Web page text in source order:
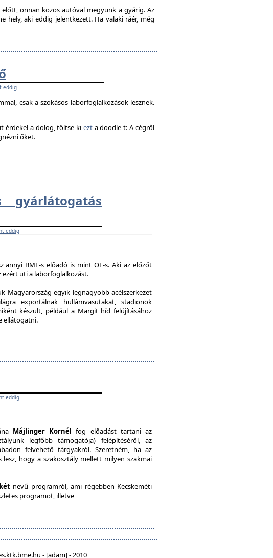
onnan közös autóval megyünk a gyárig. Az
hely, aki eddig jelentkezett. Ha valaki ráér, még
eddig
csak a szokásos laborfoglalkozások lesznek.
érdekel a dolog, töltse ki ezt a doodle-t: A cégről
őket.
eddig
annyi BME-s előadó is mint OE-s. Aki az előzőt
üti a laborfoglalkozást.
Magyarország egyik legnagyobb acélszerkezet
exportálnak hullámvasutakat, stadionok
készült, például a Margit híd felújításához
ellátogatni.
eddig
Májlinger Kornél fog előadást tartani az
legfőbb támogatója) felépítéséről, az
felvehető tárgyakról. Szeretném, ha az
hogy a szakosztály mellett milyen szakmai
nevű programról, ami régebben Kecskeméti
programot, illetve
- [adam] - 2010